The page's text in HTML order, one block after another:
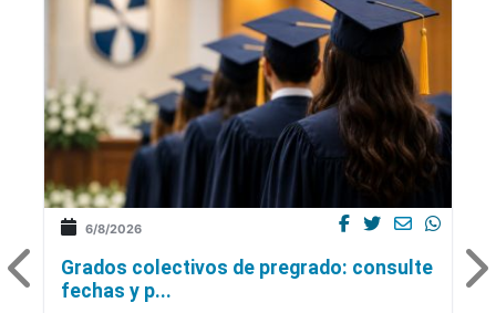
6/8/2026
Grados colectivos de pregrado: consulte
fechas y p...